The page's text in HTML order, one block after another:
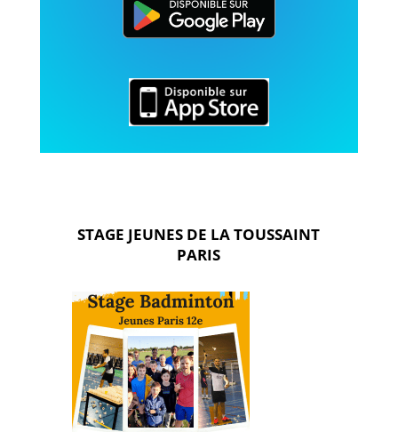
STAGE JEUNES DE LA TOUSSAINT
PARIS